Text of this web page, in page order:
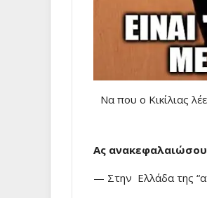
Να που ο Κικίλιας
Ας
— Στην Ελλάδα της